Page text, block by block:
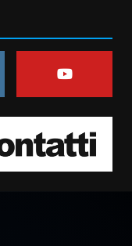
di
“Profonda
dal